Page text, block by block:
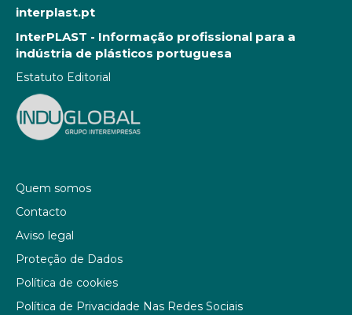
interplast.pt
InterPLAST - Informação profissional para a
indústria de plásticos portuguesa
Estatuto Editorial
Quem somos
Contacto
Aviso legal
Proteção de Dados
Política de cookies
Política de Privacidade Nas Redes Sociais